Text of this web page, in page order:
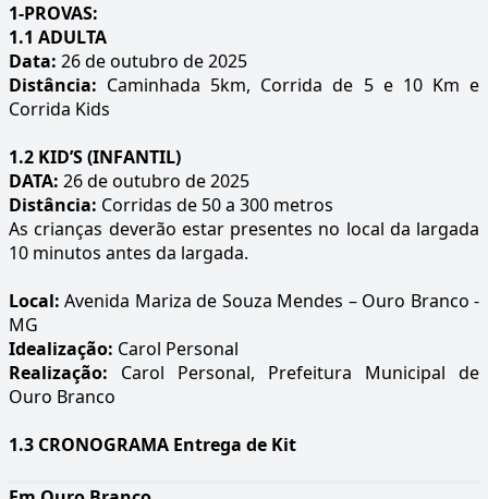
1-PROVAS:
1.1 ADULTA
Data: 26 de outubro de 2025
Distância: Caminhada 5km, Corrida de 5 e 10 Km e
Corrida Kids
1.2 KID’S (INFANTIL)
DATA: 26 de outubro de 2025
Distância: Corridas de 50 a 300 metros
As crianças deverão estar presentes no local da largada
10 minutos antes da largada.
Local:Avenida Mariza de Souza Mendes – Ouro Branco -
MG
Idealização: Carol Personal
Realização: Carol Personal, Prefeitura Municipal de
Ouro Branco
1.3 CRONOGRAMA Entrega de Kit